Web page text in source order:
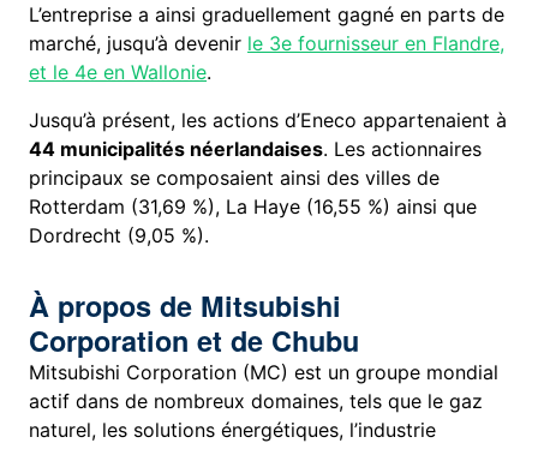
L’entreprise a ainsi graduellement gagné en parts de
marché, jusqu’à devenir le 3e fournisseur en Flandre,
et le 4e en Wallonie.
Jusqu’à présent, les actions d’Eneco appartenaient à
44 municipalités néerlandaises. Les actionnaires
principaux se composaient ainsi des villes de
Rotterdam (31,69 %), La Haye (16,55 %) ainsi que
Dordrecht (9,05 %).
À propos de Mitsubishi
Corporation et de Chubu
Mitsubishi Corporation (MC) est un groupe mondial
actif dans de nombreux domaines, tels que le gaz
naturel, les solutions énergétiques, l’industrie